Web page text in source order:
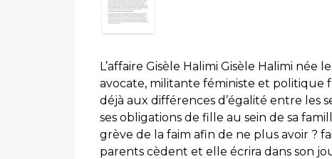
L’affaire Gisèle Halimi Gisèle Halimi
avocate, militante féministe et politique
déjà aux différences d’égalité entre les
ses obligations de fille au sein de sa
grève de la faim afin de ne plus avoir ?
parents cèdent et elle écrira dans son